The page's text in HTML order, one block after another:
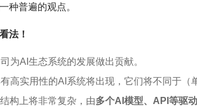
种普遍的观点。
法！
为AI生态系统的发展做出贡献。
高实用性的AI系统将出现，它们将不同于（
构上将非常复杂，由多个AI模型、API等驱动